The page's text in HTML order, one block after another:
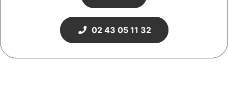
02 43 05 11 32